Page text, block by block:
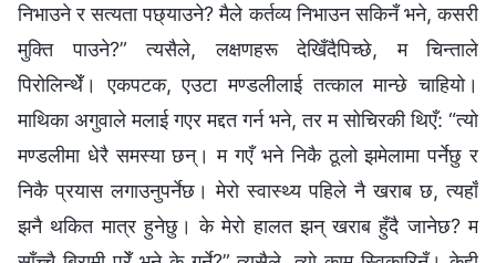
निभाउने र सत्यता पछ्याउने? मैले कर्तव्य निभाउन सकिनँ भने, कसरी
मुक्ति पाउने?” त्यसैले, लक्षणहरू देखिँदैपिच्छे, म चिन्ताले
पिरोलिन्थेँ। एकपटक, एउटा मण्डलीलाई तत्काल मान्छे चाहियो।
माथिका अगुवाले मलाई गएर मद्दत गर्न भने, तर म सोचिरकी थिएँ: “त्यो
मण्डलीमा धेरै समस्या छन्। म गएँ भने निकै ठूलो झमेलामा पर्नेछु र
निकै प्रयास लगाउनुपर्नेछ। मेरो स्वास्थ्य पहिले नै खराब छ, त्यहाँ
झनै थकित मात्र हुनेछु। के मेरो हालत झन् खराब हुँदै जानेछ? म